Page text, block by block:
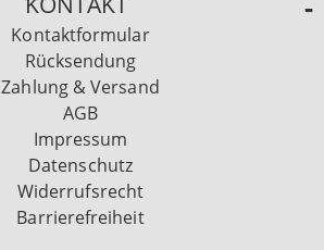
Kontaktformular
Rücksendung
Zahlung & Versand
AGB
Impressum
Datenschutz
Widerrufsrecht
Barrierefreiheit